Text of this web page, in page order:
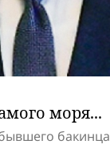
моря...
бакинца